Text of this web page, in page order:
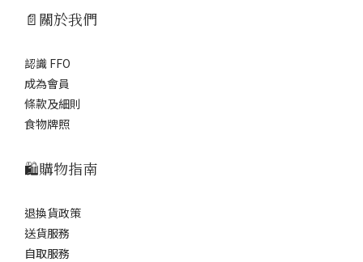
📄關於我們
認識 FFO
成為會員
條款及細則
食物牌照
🛍️購物指南
退換貨政策
送貨服務
自取服務